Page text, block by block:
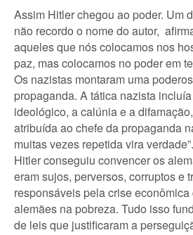
Assim Hitler chegou ao poder. Um
não recordo o nome do autor,
aqueles que nós colocamos nos
paz, mas colocamos no poder em
Os nazistas montaram uma
propaganda. A tática nazista
ideológico, a calúnia e a
atribuída ao chefe da propaganda
muitas vezes repetida vira
Hitler conseguiu convencer os
eram sujos, perversos, corruptos e
responsáveis pela crise
alemães na pobreza. Tudo isso
de leis que justificaram a